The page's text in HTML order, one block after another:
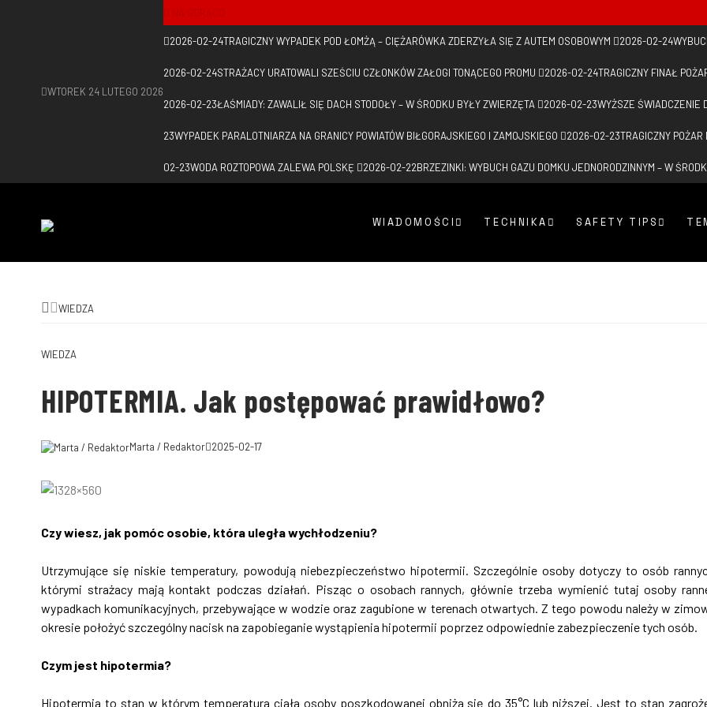
WTOREK 24 LUTEGO 2026
NA GORĄCO
2026-02-24TRAGICZNY WYPADEK POD ŁOMŻĄ – CIĘŻARÓWKA ZDERZYŁA SIĘ Z AUTEM OSOBOWYM 2026-02-24
2026-02-24STRAŻACY URATOWALI SZEŚCIU CZŁONKÓW ZAŁOGI TONĄCEGO PROMU 2026-02-24TRAGICZNY FINAŁ
2026-02-23ŁAŚMIADY: ZAWALIŁ SIĘ DACH STODOŁY – W ŚRODKU BYŁY ZWIERZĘTA 2026-02-23WYŻSZE ŚWIADCZENIE
23WYPADEK PARALOTNIARZA NA GRANICY POWIATÓW BIŁGORAJSKIEGO I ZAMOJSKIEGO 2026-02-23TRAGICZNY
02-23WODA ROZTOPOWA ZALEWA POLSKĘ 2026-02-22BRZEZINKI: WYBUCH GAZU DOMKU JEDNORODZINNYM – W
WIADOMOŚCI TECHNIKA SAFETY TIPS
WIEDZA
WIEDZA
HIPOTERMIA. Jak postępować prawidłowo?
Marta / Redaktor 2025-02-17
Czy wiesz, jak pomóc osobie, która uległa wychłodzeniu?
Utrzymujące się niskie temperatury, powodują niebezpieczeństwo hipotermii. Szczególnie osoby dotyczy to osób
którymi strażacy mają kontakt podczas działań. Pisząc o osobach rannych, głównie trzeba wymienić tutaj osoby
wypadkach komunikacyjnych, przebywające w wodzie oraz zagubione w terenach otwartych. Z tego powodu należy w
okresie położyć szczególny nacisk na zapobieganie wystąpienia hipotermii poprzez odpowiednie zabezpieczenie tych osób.
Czym jest hipotermia?
Hipotermia to stan w którym temperatura ciała osoby poszkodowanej obniża się do 35°C lub niższej. Jest to stan